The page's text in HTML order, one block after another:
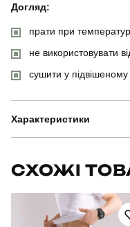
Догляд:
прати при
не використовувати
сушити у
Характеристики
Артикул
СХОЖІ